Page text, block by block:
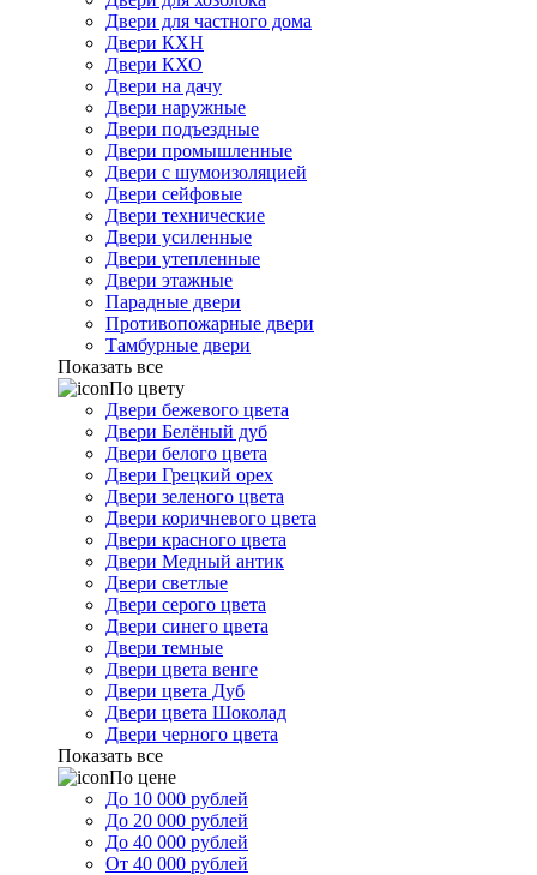
Двери для частного дома
Двери КХН
Двери КХО
Двери на дачу
Двери наружные
Двери подъездные
Двери промышленные
Двери с шумоизоляцией
Двери сейфовые
Двери технические
Двери усиленные
Двери утепленные
Двери этажные
Парадные двери
Противопожарные двери
Тамбурные двери
Показать все
По цвету
Двери бежевого цвета
Двери Белёный дуб
Двери белого цвета
Двери Грецкий орех
Двери зеленого цвета
Двери коричневого цвета
Двери красного цвета
Двери Медный антик
Двери светлые
Двери серого цвета
Двери синего цвета
Двери темные
Двери цвета венге
Двери цвета Дуб
Двери цвета Шоколад
Двери черного цвета
Показать все
По цене
До 10 000 рублей
До 20 000 рублей
До 40 000 рублей
От 40 000 рублей